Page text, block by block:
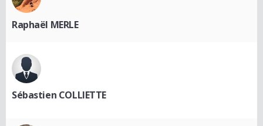
Raphaël MERLE
Sébastien COLLIETTE